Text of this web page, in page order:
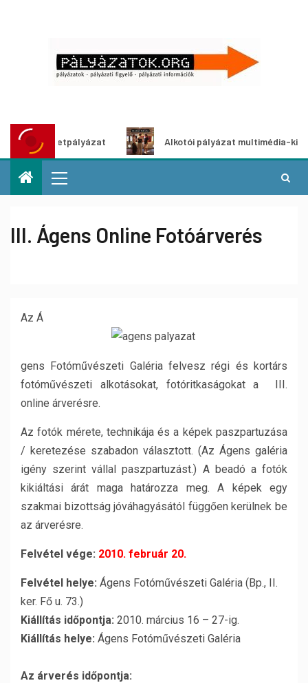
ötletpályázat Alkotói pályázat multimédia-
III. Ágens Online Fotóárverés
Az Á
gens Fotóművészeti Galéria felvesz régi és kortárs
fotóművészeti alkotásokat, fotóritkaságokat a III.
online árverésre.
Az fotók mérete, technikája és a képek paszpartuzása
/ keretezése szabadon választott. (Az Ágens galéria
igény szerint vállal paszpartuzást.) A beadó a fotók
kikiáltási árát maga határozza meg. A képek egy
szakmai bizottság jóváhagyásától függően kerülnek be
az árverésre.
Felvétel vége: 2010. február 20.
Felvétel helye: Ágens Fotóművészeti Galéria (Bp., II.
ker. Fő u. 73.)
Kiállítás időpontja: 2010. március 16 – 27-ig.
Kiállítás helye: Ágens Fotóművészeti Galéria
Az árverés időpontja: